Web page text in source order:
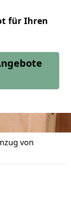
für Ihren
von